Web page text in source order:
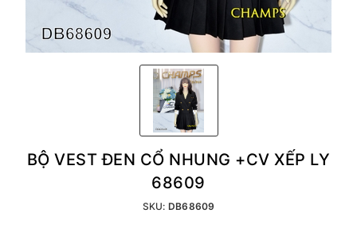
BỘ VEST ĐEN CỔ NHUNG +CV XẾP LY
68609
SKU: DB68609